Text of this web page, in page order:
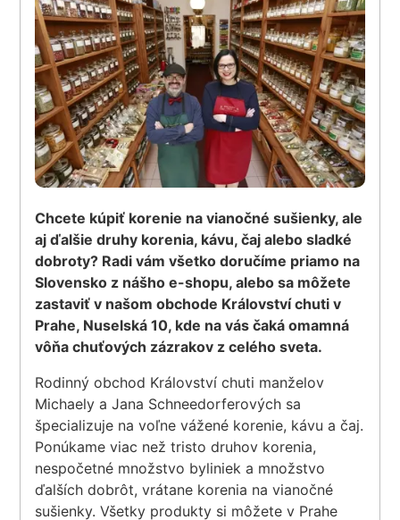
Chcete kúpiť korenie na vianočné sušienky, ale
aj ďalšie druhy korenia, kávu, čaj alebo sladké
dobroty? Radi vám všetko doručíme priamo na
Slovensko z nášho e-shopu, alebo sa môžete
zastaviť v našom obchode Království chuti v
Prahe, Nuselská 10, kde na vás čaká omamná
vôňa chuťových zázrakov z celého sveta.
Rodinný obchod Království chuti manželov
Michaely a Jana Schneedorferových sa
špecializuje na voľne vážené korenie, kávu a čaj.
Ponúkame viac než tristo druhov korenia,
nespočetné množstvo byliniek a množstvo
ďalších dobrôt, vrátane korenia na vianočné
sušienky. Všetky produkty si môžete v Prahe